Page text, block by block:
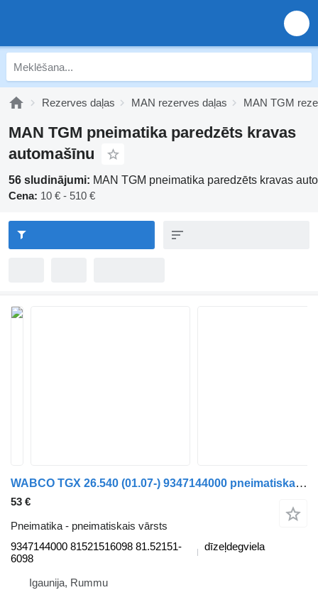
Rezerves daļas MAN rezerves daļas MAN TGM
MAN TGM pneimatika paredzēts kravas
automašīnu
56 sludinājumi: MAN TGM pneimatika paredzēts kravas
Cena: 10 € - 510 €
WABCO TGX 26.540 (01.07-) 9347144000 pneimatiskais vārsts paredzēts MAN TGL, TGM, TGS, TGX (2005-2021) kravas automašīnas
53 €
Pneimatika - pneimatiskais vārsts
9347144000 81521516098 81.52151-
6098
dīzeļdegviela
Igaunija, Rummu